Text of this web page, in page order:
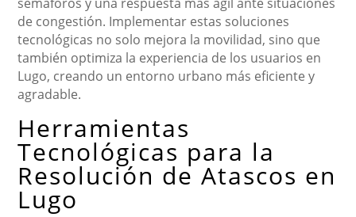
de congestión. Implementar estas soluciones
tecnológicas no solo mejora la movilidad, sino que
también optimiza la experiencia de los usuarios en
Lugo, creando un entorno urbano más eficiente y
agradable.
Herramientas
Tecnológicas para la
Resolución de Atascos en
Lugo